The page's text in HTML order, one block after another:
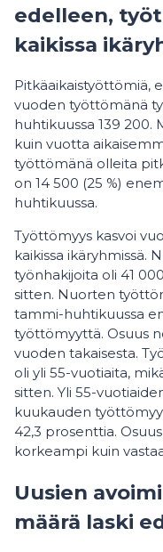
edelleen,
kaikissa
Pitkäaikaistyöttömiä,
vuoden työttömänä
huhtikuussa 139 200.
kuin vuotta
työttömänä olleita
on 14 500 (25 %)
huhtikuussa.
Työttömyys kasvoi
kaikissa ikäryhmissä.
työnhakijoita oli 41
sitten. Nuorten
tammi-huhtikuussa
työttömyyttä. Osuus
vuoden takaisesta.
oli yli 55-vuotiaita,
sitten. Yli 55-
kuukauden
42,3 prosenttia.
korkeampi kuin
Uusien
määrä laski